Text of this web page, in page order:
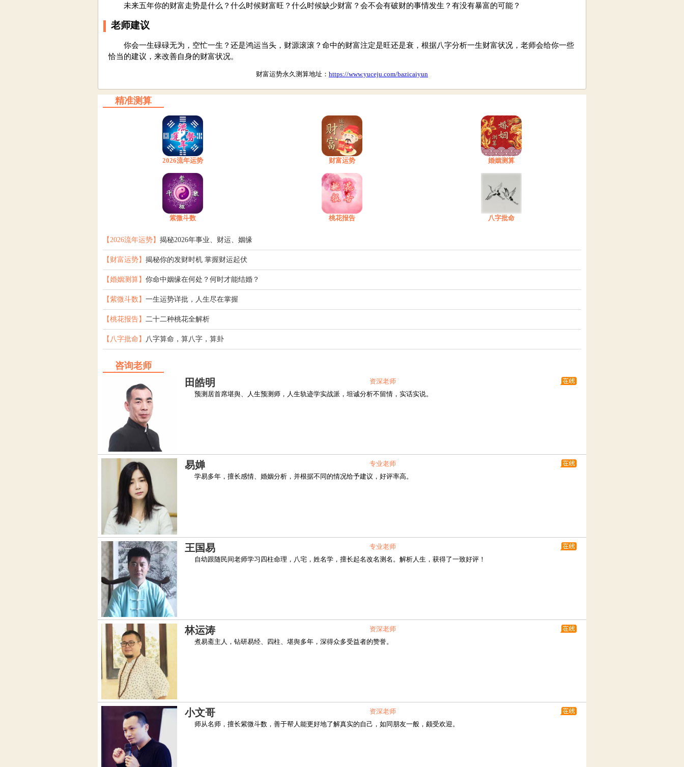
未来五年你的财富走势是什么？什么时候财富旺？什么时候缺少财富？会不会有破财的事情发生？有没有暴富的可能？
老师建议
你会一生碌碌无为，空忙一生？还是鸿运当头，财源滚滚？命中的财富注定是旺还是衰，根据八字分析一生财富状况，老师会给你一些
恰当的建议，来改善自身的财富状况。
财富运势永久测算地址： https://www.yuceju.com/bazicaiyun
精准测算
2026流年运势 财富运势 婚姻测算
紫微斗数 桃花报告 八字批命
【2026流年运势】 揭秘2026年事业、财运、姻缘
【财富运势】 揭秘你的发财时机 掌握财运起伏
【婚姻测算】 你命中姻缘在何处？何时才能结婚？
【紫微斗数】 一生运势详批，人生尽在掌握
【桃花报告】 二十二种桃花全解析
【八字批命】 八字算命，算八字，算卦
咨询老师
田皓明
资深老师
预测居首席堪舆、人生预测师，人生轨迹学实战派，坦诚分析不留情，实话实说。
易婵
专业老师
学易多年，擅长感情、婚姻分析，并根据不同的情况给予建议，好评率高。
王国易
专业老师
自幼跟随民间老师学习四柱命理，八宅，姓名学，擅长起名改名测名。解析人生，获得了一致好评！
林运涛
资深老师
煮易斋主人，钻研易经、四柱、堪舆多年，深得众多受益者的赞誉。
小文哥
资深老师
师从名师，擅长紫微斗数，善于帮人能更好地了解真实的自己，如同朋友一般，颇受欢迎。